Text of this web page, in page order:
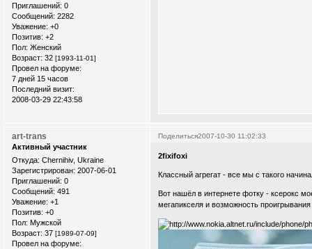
Приглашений: 0
Сообщений: 2282
Уважение: +0
Позитив: +2
Пол: Женский
Возраст: 32 [1993-11-01]
Провел на форуме:
7 дней 15 часов
Последний визит:
2008-03-29 22:43:58
Поделиться2007-10-30 11:02:33
art-trans
Активный участник
Откуда: Chernihiv, Ukraine
Зарегистрирован: 2007-06-01
Приглашений: 0
Сообщений: 491
Уважение: +1
Позитив: +0
Пол: Мужской
Возраст: 37 [1989-07-09]
Провел на форуме:
2fixifoxi
Классный агрегат - все мы с такого
Вот нашёл в интернете фотку - ксерокс
мегапикселя и возможность проигрывания